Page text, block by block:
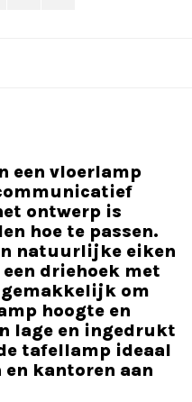
een vloerlamp
ontwerp is
hoe te passen.
natuurlijke eiken
driehoek met
om
hoogte en
lage en ingedrukt
tafellamp ideaal
kantoren aan